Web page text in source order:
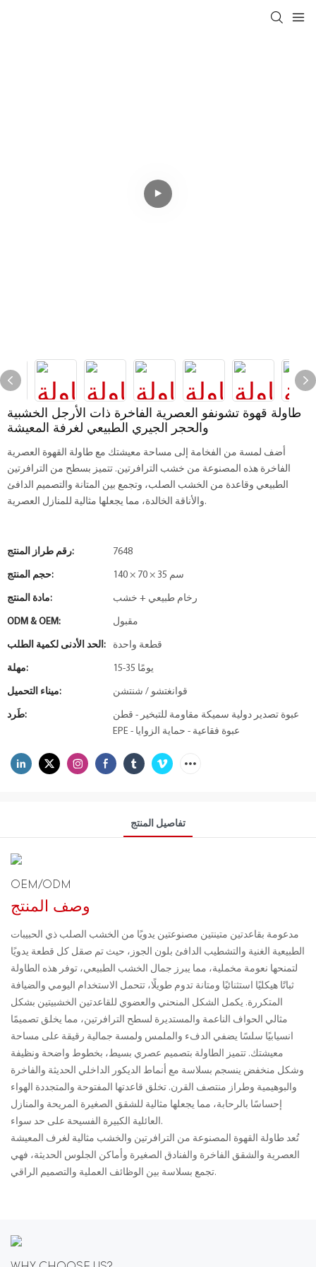
طاولة قهوة تشونفو العصرية الفاخرة ذات الأرجل الخشبية
والحجر الجيري الطبيعي لغرفة المعيشة
أضف لمسة من الفخامة إلى مساحة معيشتك مع طاولة القهوة العصرية
الفاخرة هذه المصنوعة من خشب الترافرتين. تتميز بسطح من الترافرتين
الطبيعي وقاعدة من الخشب الصلب، وتجمع بين المتانة والتصميم الدافئ
والأناقة الخالدة، مما يجعلها مثالية للمنازل العصرية.
رقم طراز المنتج: 7648
حجم المنتج: 140 × 70 × 35 سم
مادة المنتج: رخام طبيعي + خشب
ODM & OEM: مقبول
الحد الأدنى لكمية الطلب: قطعة واحدة
مهلة: 15-35 يومًا
ميناء التحميل: قوانغتشو / شنتشن
طَرد:
عبوة تصدير دولية سميكة مقاومة للتبخير - قطن
EPE - عبوة فقاعية - حماية الزوايا
تفاصيل المنتج
OEM/ODM
وصف المنتج
مدعومة بقاعدتين متينتين مصنوعتين يدويًا من الخشب الصلب ذي الحبيبات
الطبيعية الغنية والتشطيب الدافئ بلون الجوز، حيث تم صقل كل قطعة يدويًا
لتمنحها نعومة مخملية، مما يبرز جمال الخشب الطبيعي، توفر هذه الطاولة
ثباتًا هيكليًا استثنائيًا ومتانة تدوم طويلًا، تتحمل الاستخدام اليومي والضيافة
المتكررة. يكمل الشكل المنحني والعضوي للقاعدتين الخشبيتين بشكل
مثالي الحواف الناعمة والمستديرة لسطح الترافرتين، مما يخلق تصميمًا
انسيابيًا سلسًا يضفي الدفء والملمس ولمسة جمالية رقيقة على مساحة
معيشتك. تتميز الطاولة بتصميم عصري بسيط، بخطوط واضحة ونظيفة
وشكل منخفض ينسجم بسلاسة مع أنماط الديكور الداخلي الحديثة والفاخرة
والبوهيمية وطراز منتصف القرن. تخلق قاعدتها المفتوحة والمتجددة الهواء
إحساسًا بالرحابة، مما يجعلها مثالية للشقق الصغيرة المريحة والمنازل
العائلية الكبيرة الفسيحة على حد سواء.
تُعد طاولة القهوة المصنوعة من الترافرتين والخشب مثالية لغرف المعيشة
العصرية والشقق الفاخرة والفنادق الصغيرة وأماكن الجلوس الحديثة، فهي
تجمع بسلاسة بين الوظائف العملية والتصميم الراقي.